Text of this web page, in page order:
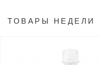
ТОВАРЫ НЕДЕЛИ